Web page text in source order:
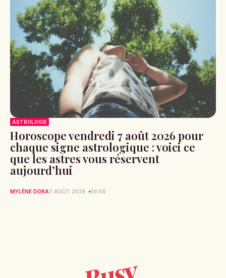
ASTROLOGIE
Horoscope vendredi 7 août 2026 pour
chaque signe astrologique : voici ce
que les astres vous réservent
aujourd’hui
MYLÈNE DORA7 AOÛT 2026 09:55